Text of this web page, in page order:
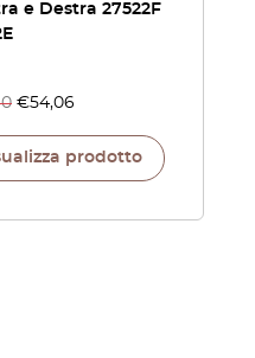
e Destra 27522F
€54,06
prodotto